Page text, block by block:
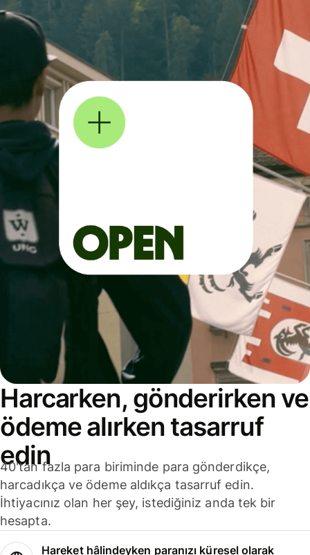
Harcarken, gönderirken ve
ödeme alırken tasarruf
edin
40'tan fazla para biriminde para gönderdikçe,
harcadıkça ve ödeme aldıkça tasarruf edin.
İhtiyacınız olan her şey, istediğiniz anda tek bir
hesapta.
Hareket hâlindeyken paranızı küresel olarak